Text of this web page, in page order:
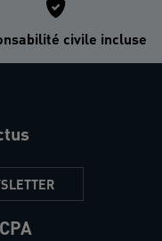
civile incluse